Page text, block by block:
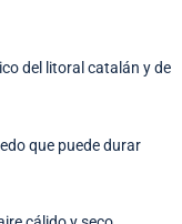
del litoral catalán y de
que puede durar